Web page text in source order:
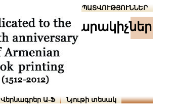
ՆԱԽԱՊԱՏՎՈՒԹՅՈՒՆՆԵՐ
հրատարակիչներ
Վերնագրեր Ա-Ֆ Նյութի տեսակ